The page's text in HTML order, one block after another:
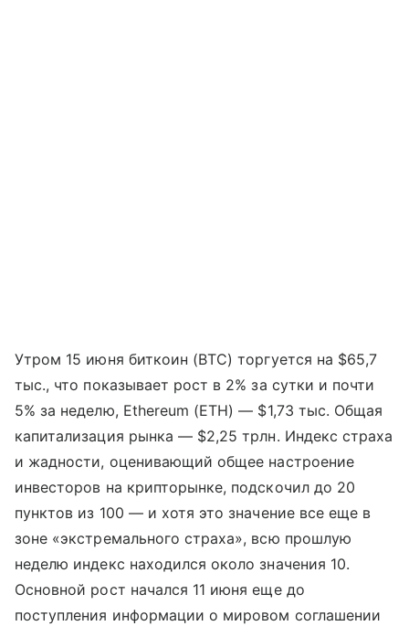
Утром 15 июня биткоин (BTC) торгуется на $65,7
тыс., что показывает рост в 2% за сутки и почти
5% за неделю, Ethereum (ETH) — $1,73 тыс. Общая
капитализация рынка — $2,25 трлн. Индекс страха
и жадности, оценивающий общее настроение
инвесторов на крипторынке, подскочил до 20
пунктов из 100 — и хотя это значение все еще в
зоне «экстремального страха», всю прошлую
неделю индекс находился около значения 10.
Основной рост начался 11 июня еще до
поступления информации о мировом соглашении